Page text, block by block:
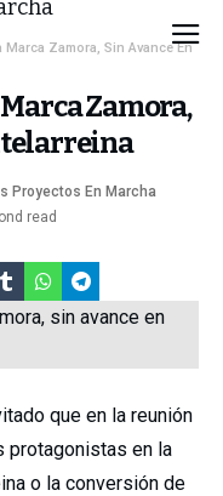
Marca Zamora, Sin Avance En
Zamora,
Proyectos En Marcha
read
que en la reunión
protagonistas en la
o la conversión de